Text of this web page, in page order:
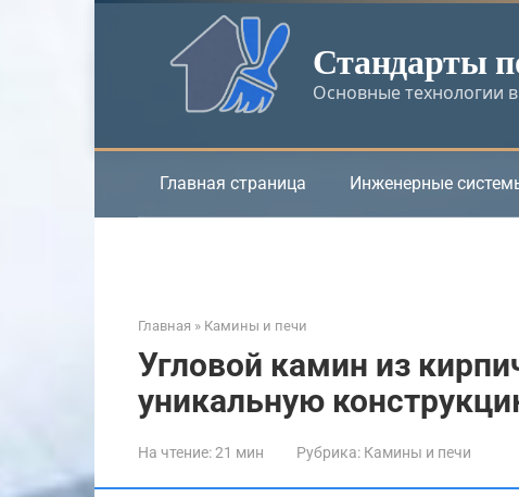
Стандарты
Основные технологии
Главная страница Инженерные
Главная » Камины и печи
Угловой камин из
уникальную
На чтение:21 мин Рубрика: Камины и печи